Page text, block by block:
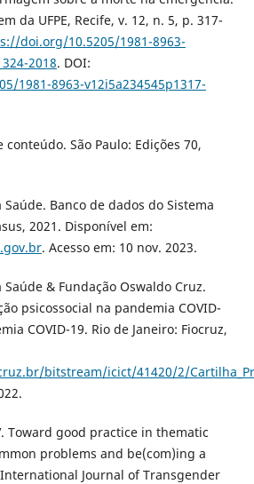
da UFPE, Recife, v. 12, n. 5, p. 317-
doi.org/10.5205/1981-8963-
2018. DOI:
1981-8963-v12i5a234545p1317-
conteúdo. São Paulo: Edições 70,
Banco de dados do Sistema
2021. Disponível em:
. Acesso em: 10 nov. 2023.
& Fundação Oswaldo Cruz.
psicossocial na pandemia COVID-
COVID-19. Rio de Janeiro: Fiocruz,
bitstream/icict/41420/2/
Toward good practice in thematic
problems and be(com)ing a
Journal of Transgender